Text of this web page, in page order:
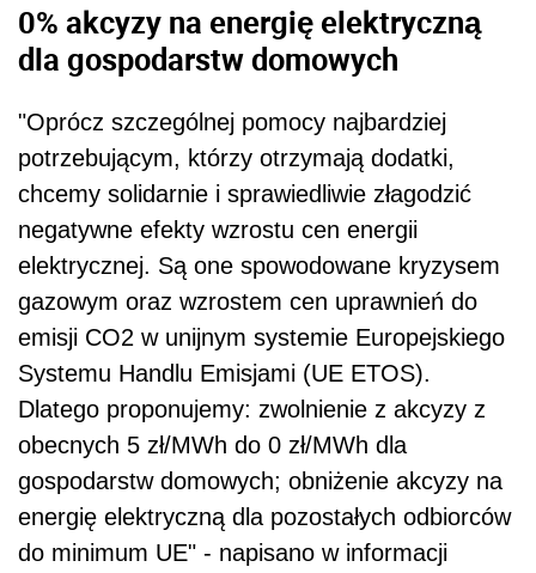
0% akcyzy na energię elektryczną
dla gospodarstw domowych
"Oprócz szczególnej pomocy najbardziej
potrzebującym, którzy otrzymają dodatki,
chcemy solidarnie i sprawiedliwie złagodzić
negatywne efekty wzrostu cen energii
elektrycznej. Są one spowodowane kryzysem
gazowym oraz wzrostem cen uprawnień do
emisji CO2 w unijnym systemie Europejskiego
Systemu Handlu Emisjami (UE ETOS).
Dlatego proponujemy: zwolnienie z akcyzy z
obecnych 5 zł/MWh do 0 zł/MWh dla
gospodarstw domowych; obniżenie akcyzy na
energię elektryczną dla pozostałych odbiorców
do minimum UE" - napisano w informacji